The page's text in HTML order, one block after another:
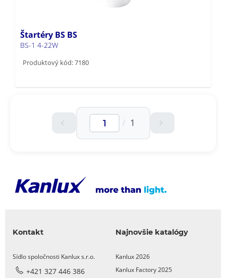
Štartéry BS BS
BS-1 4-22W
Produktový kód: 7180
/ 1
Kontakt
Sídlo spoločnosti Kanlux s.r.o.
+421 327 446 386
Najnovšie katalógy
Kanlux 2026
Kanlux Factory 2025